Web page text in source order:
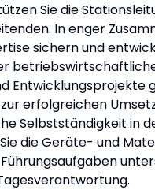
Sie die
In enger
sichern und
Entwicklungsprojekte
erfolgreichen
Selbstständigkeit in
die Geräte- und